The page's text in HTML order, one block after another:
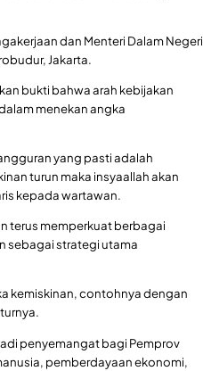
dan Menteri Dalam Negeri
Jakarta.
bukti bahwa arah kebijakan
menekan angka
yang pasti adalah
turun maka insyaallah akan
kepada wartawan.
terus memperkuat berbagai
sebagai strategi utama
kemiskinan, contohnya dengan
penyemangat bagi Pemprov
pemberdayaan ekonomi,